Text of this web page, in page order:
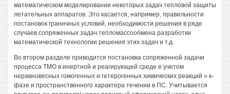
математическом моделировании некоторых задач тепловой защиты
летательных аппаратов. Это касается, например, правильности
постановок граничных условий, необходимости решения в ряде
случаев сопряженных задач тепломассообмена разработки
математической технологии решения этих задач и т.д.
Во втором разделе приводится постановка сопряженной задачи
процесса ТМО в инертной и реагирующей среде е учетом
неравновесных гомогенных и гетерогенных химических реакций » к-
фазе и пространственного характера течении в ПС. Учитывается